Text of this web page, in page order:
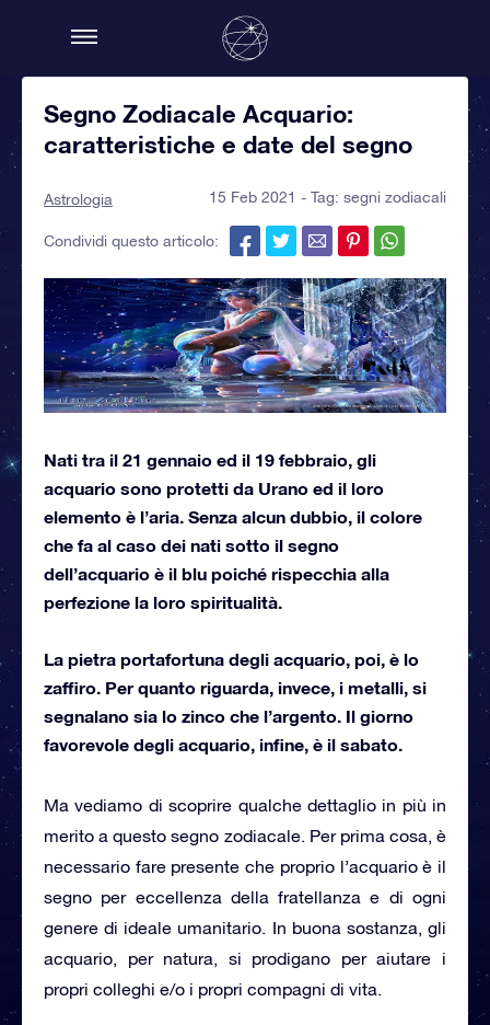
Segno Zodiacale Acquario:
caratteristiche e date del segno
Astrologia 15 Feb 2021 - Tag: segni zodiacali
Condividi questo articolo:
Nati tra il 21 gennaio ed il 19 febbraio, gli
acquario sono protetti da Urano ed il loro
elemento è l’aria. Senza alcun dubbio, il colore
che fa al caso dei nati sotto il segno
dell’acquario è il blu poiché rispecchia alla
perfezione la loro spiritualità.
La pietra portafortuna degli acquario, poi, è lo
zaffiro. Per quanto riguarda, invece, i metalli, si
segnalano sia lo zinco che l’argento. Il giorno
favorevole degli acquario, infine, è il sabato.
Ma vediamo di scoprire qualche dettaglio in più in
merito a questo segno zodiacale. Per prima cosa, è
necessario fare presente che proprio l’acquario è il
segno per eccellenza della fratellanza e di ogni
genere di ideale umanitario. In buona sostanza, gli
acquario, per natura, si prodigano per aiutare i
propri colleghi e/o i propri compagni di vita.